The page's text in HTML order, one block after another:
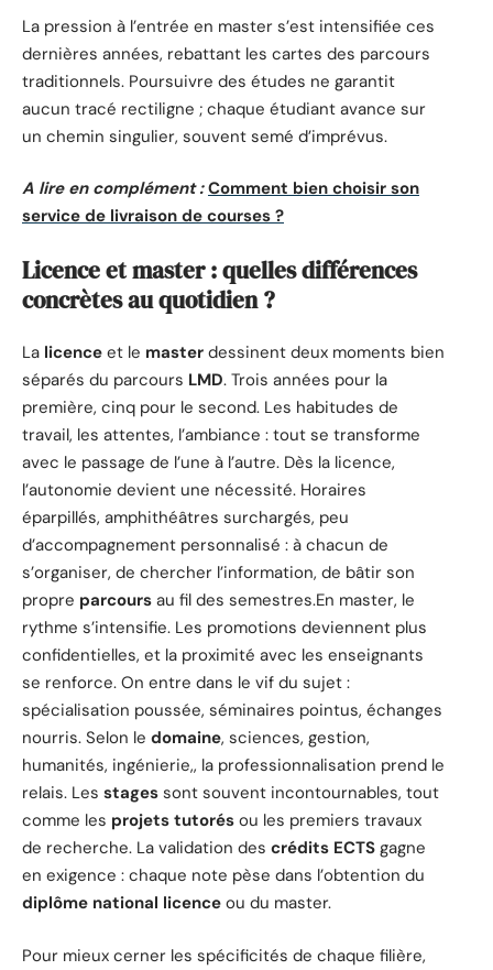
La pression à l’entrée en master s’est intensifiée ces
dernières années, rebattant les cartes des parcours
traditionnels. Poursuivre des études ne garantit
aucun tracé rectiligne ; chaque étudiant avance sur
un chemin singulier, souvent semé d’imprévus.
A lire en complément : Comment bien choisir son
service de livraison de courses ?
Licence et master : quelles différences
concrètes au quotidien ?
La licence et le master dessinent deux moments bien
séparés du parcours LMD. Trois années pour la
première, cinq pour le second. Les habitudes de
travail, les attentes, l’ambiance : tout se transforme
avec le passage de l’une à l’autre. Dès la licence,
l’autonomie devient une nécessité. Horaires
éparpillés, amphithéâtres surchargés, peu
d’accompagnement personnalisé : à chacun de
s’organiser, de chercher l’information, de bâtir son
propre parcours au fil des semestres.En master, le
rythme s’intensifie. Les promotions deviennent plus
confidentielles, et la proximité avec les enseignants
se renforce. On entre dans le vif du sujet :
spécialisation poussée, séminaires pointus, échanges
nourris. Selon le domaine, sciences, gestion,
humanités, ingénierie,, la professionnalisation prend le
relais. Les stages sont souvent incontournables, tout
comme les projets tutorés ou les premiers travaux
de recherche. La validation des crédits ECTS gagne
en exigence : chaque note pèse dans l’obtention du
diplôme national licence ou du master.
Pour mieux cerner les spécificités de chaque filière,